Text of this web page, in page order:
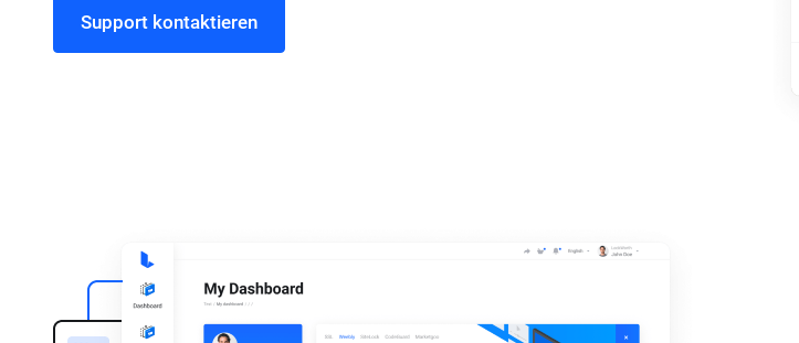
Support kontaktieren